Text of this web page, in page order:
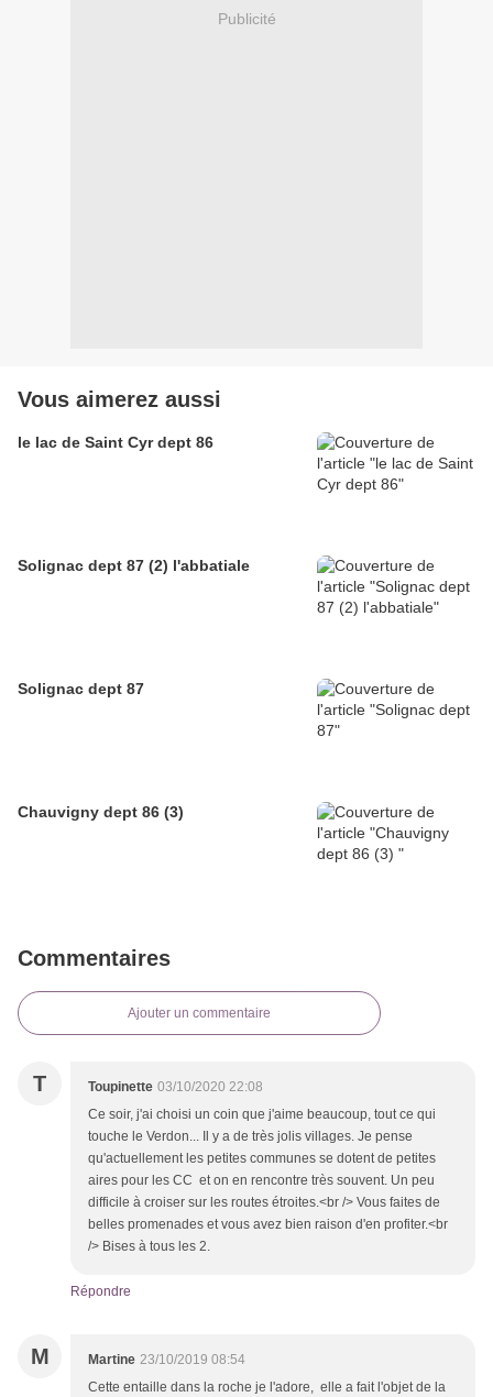
Publicité
Vous aimerez aussi
le lac de Saint Cyr dept 86
Solignac dept 87 (2) l'abbatiale
Solignac dept 87
Chauvigny dept 86 (3)
Commentaires
Ajouter un commentaire
T Toupinette 03/10/2020 22:08
Ce soir, j'ai choisi un coin que j'aime beaucoup, tout ce qui
touche le Verdon... Il y a de très jolis villages. Je pense
qu'actuellement les petites communes se dotent de petites
aires pour les CC et on en rencontre très souvent. Un peu
difficile à croiser sur les routes étroites.<br /> Vous faites de
belles promenades et vous avez bien raison d'en profiter.<br
/> Bises à tous les 2.
Répondre
M Martine 23/10/2019 08:54
Cette entaille dans la roche je l'adore, elle a fait l'objet de la